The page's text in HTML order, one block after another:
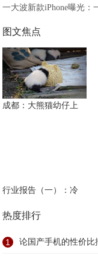
一大波新款iPhone曝光：
图文焦点
成都：大熊猫幼仔上
行业报告（一）：冷
热度排行
1 论国产手机的性价比